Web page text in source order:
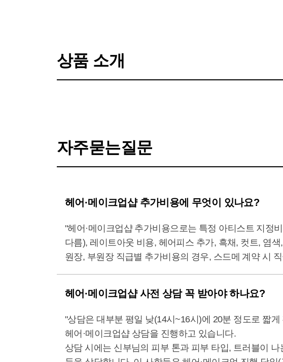
상품 소개
자주묻는질문
헤어·메이크업샵 추가비용에 무엇이 있나요?
"헤어·메이크업샵 추가비용으로는 특정 아티스트 지정
다름), 레이트아웃 비용, 헤어피스 추가, 흑채, 컷트, 염
원장, 부원장 직급별 추가비용의 경우, 스드메 계약 시
헤어·메이크업샵 사전 상담 꼭 받아야 하나요?
"상담은 대부분 평일 낮(14시~16시)에 20분 정도로 짧
헤어·메이크업샵 상담을 진행하고 있습니다.
상담 시에는 신부님의 피부 톤과 피부 타입, 트러블이